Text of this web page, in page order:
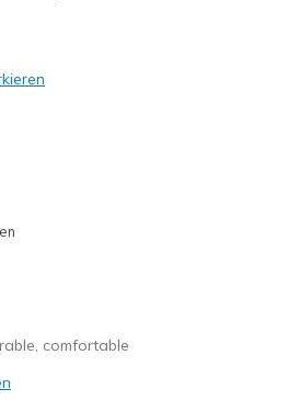
are for Wearing
comfortable